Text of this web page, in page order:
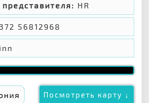
HR
56812968
Посмотреть карту ↓